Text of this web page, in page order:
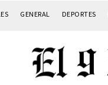
GENERAL DEPORTES